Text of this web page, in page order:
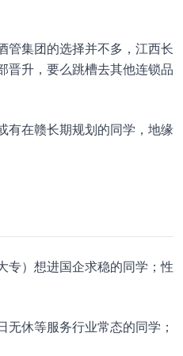
管集团的选择并不多，江西长
晋升，要么跳槽去其他连锁品
有在赣长期规划的同学，地缘
专）想进国企求稳的同学；性
休等服务行业常态的同学；